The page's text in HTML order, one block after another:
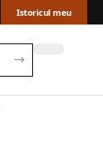
Istoricul meu